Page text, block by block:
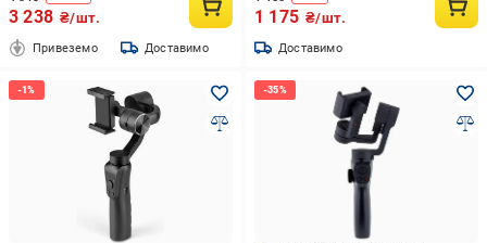
3 238 ₴/шт.
Привеземо Доставимо
1 175 ₴/шт.
Доставимо